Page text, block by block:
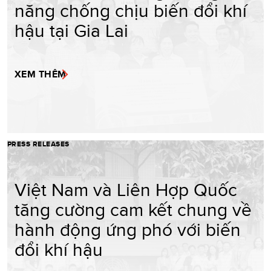
năng chống chịu biến đổi khí
hậu tại Gia Lai
XEM THÊM
PRESS RELEASES
Việt Nam và Liên Hợp Quốc
tăng cường cam kết chung về
hành động ứng phó với biến
đổi khí hậu